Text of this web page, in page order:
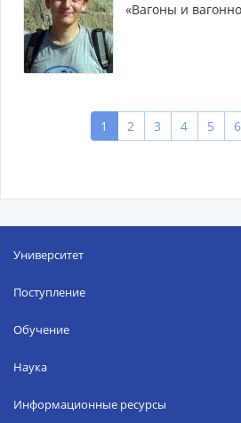
«Вагоны и
1 2 3 4 5 6
Университет
Поступление
Обучение
Наука
Информационные ресурсы